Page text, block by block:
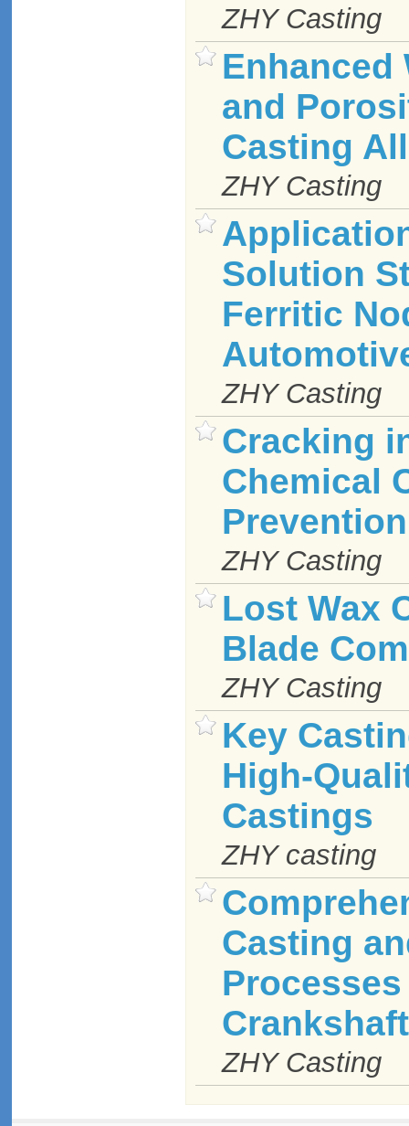
ZHY Casting
Enhanced
and
Casting
ZHY Casting
Solution
Ferritic
ZHY Casting
Cracking
Chemical
Prevention
ZHY Casting
Lost Wax
Blade
ZHY Casting
Key
High-
Castings
ZHY casting
Casting
ZHY Casting